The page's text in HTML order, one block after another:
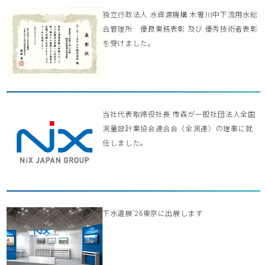
独立行政法人 水資源機構 木曽川中下流用水総
合管理所 優良業務表彰 及び 優秀技術者表彰
を受けました。
当社代表取締役社長 市森が一般社団法人全国
測量設計業協会連合会（全測連）の理事に就
任しました。
下水道展’26東京に出展します